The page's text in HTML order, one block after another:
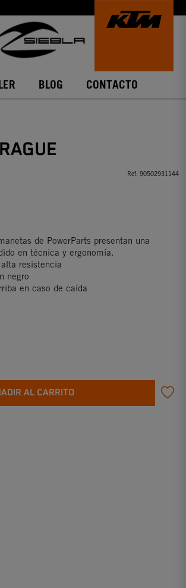
BLOG CONTACTO
Ref: 90502931144
de PowerParts presentan una
en técnica y ergonomía.
resistencia
negro
en caso de caída
AL CARRITO